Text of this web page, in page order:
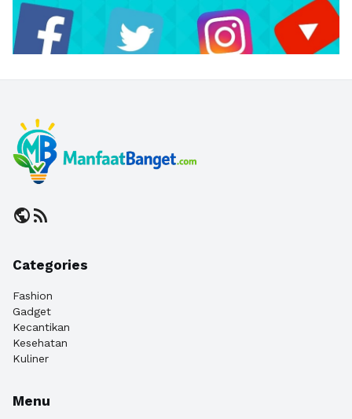
publicrss_feed
Categories
Fashion
Gadget
Kecantikan
Kesehatan
Kuliner
Menu